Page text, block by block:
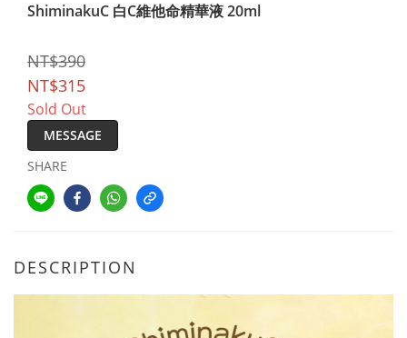
ShiminakuC 白C維他命精華液 20ml
NT$390
NT$315
Sold Out
MESSAGE
SHARE
DESCRIPTION